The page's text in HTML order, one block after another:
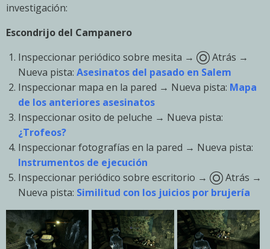
investigación:
Escondrijo del Campanero
Inspeccionar periódico sobre mesita →
Atrás →
Nueva pista: Asesinatos del pasado en Salem
Inspeccionar mapa en la pared → Nueva pista: Mapa
de los anteriores asesinatos
Inspeccionar osito de peluche → Nueva pista:
¿Trofeos?
Inspeccionar fotografías en la pared → Nueva pista:
Instrumentos de ejecución
Inspeccionar periódico sobre escritorio →
Atrás →
Nueva pista: Similitud con los juicios por brujería